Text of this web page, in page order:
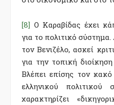
[8] Ο Καραβίδας έχει
για το πολιτικό
τον Βενιζέλο, ασκεί
για την τοπική
Βλέπει επίσης τον κακό
ελληνικού πολιτικού
χαρακτηρίζει